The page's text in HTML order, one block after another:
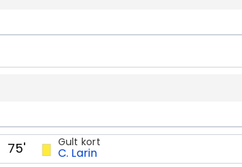
75' Gult kort
C. Larin